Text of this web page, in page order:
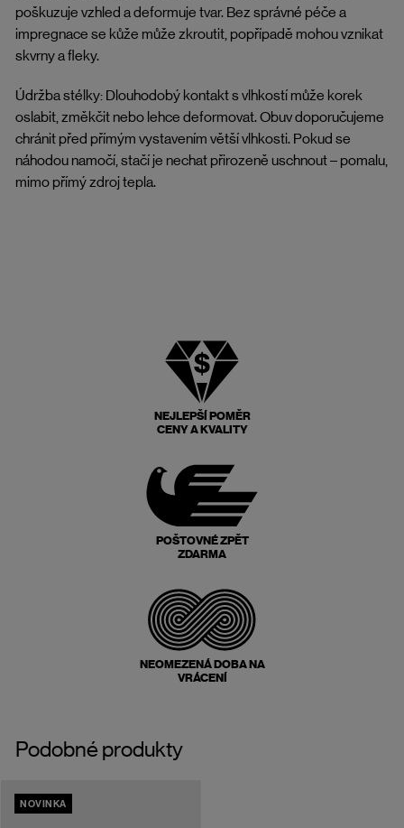
poškuzuje vzhled a deformuje tvar. Bez správné péče a
impregnace se kůže může zkroutit, popřípadě mohou vznikat
skvrny a fleky.
Údržba stélky: Dlouhodobý kontakt s vlhkostí může korek
oslabit, změkčit nebo lehce deformovat. Obuv doporučujeme
chránit před přímým vystavením větší vlhkosti. Pokud se
náhodou namočí, stačí je nechat přirozeně uschnout – pomalu,
mimo přímý zdroj tepla.
NEJLEPŠÍ POMĚR
CENY A KVALITY
POŠTOVNÉ ZPĚT
ZDARMA
NEOMEZENÁ DOBA NA
VRÁCENÍ
Podobné produkty
NOVINKA